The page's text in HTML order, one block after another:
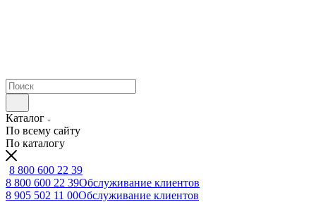
Каталог
По всему сайту
По каталогу
8 800 600 22 39
8 800 600 22 39Обслуживание клиентов
8 905 502 11 00Обслуживание клиентов